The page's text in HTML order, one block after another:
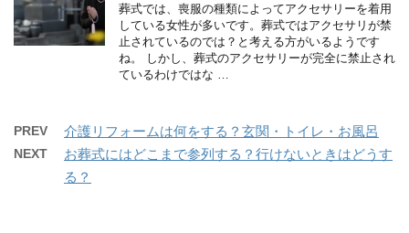
葬式では、喪服の種類によってアクセサリーを着用
している女性が多いです。葬式ではアクセサリが禁
止されているのでは？と考える方がいるようです
ね。 しかし、葬式のアクセサリーが完全に禁止され
ているわけではな …
PREV 介護リフォームは何をする？玄関・トイレ・お風呂
NEXT
お葬式にはどこまで参列する？行けないときはどうす
る？